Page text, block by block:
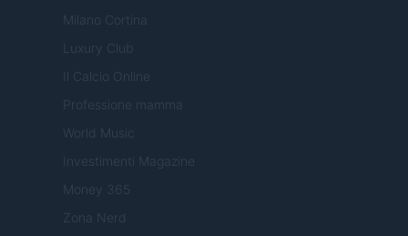
Milano Cortina
Luxury Club
Il Calcio Online
Professione mamma
World Music
Investimenti Magazine
Money 365
Zona Nerd